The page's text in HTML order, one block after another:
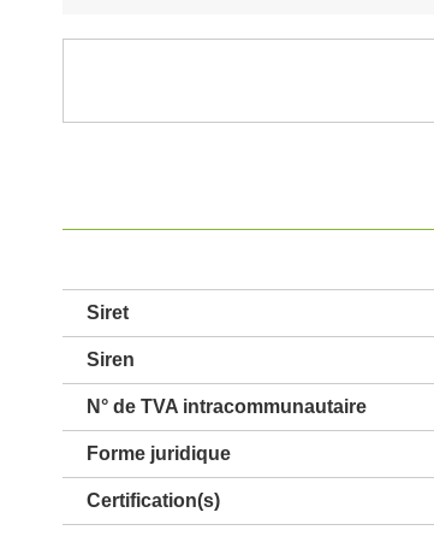
Siret
Siren
N° de TVA intracommunautaire
Forme juridique
Certification(s)